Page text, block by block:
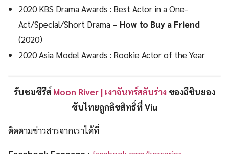
2020 KBS Drama Awards : Best Actor in a One-
Act/Special/Short Drama – How to Buy a Friend
(2020)
2020 Asia Model Awards : Rookie Actor of the Year
รับชมซีรีส์ Moon River | เงาจันทร์สลับร่าง ของอีชินยอง
ซับไทยถูกลิขสิทธิ์ที่ Viu
ติดตามข่าวสารจากเราได้ที่